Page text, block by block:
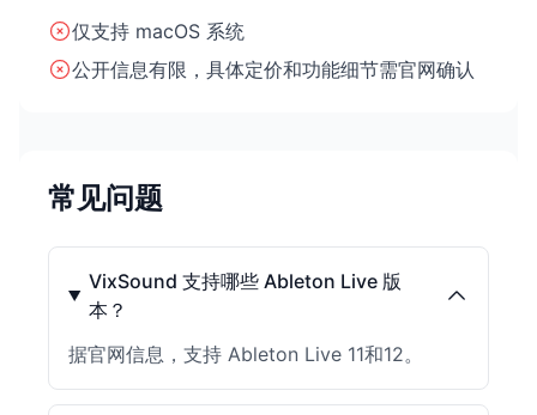
仅支持 macOS 系统
公开信息有限，具体定价和功能细节需官网确认
常见问题
VixSound 支持哪些 Ableton Live 版
本？
据官网信息，支持 Ableton Live 11和12。